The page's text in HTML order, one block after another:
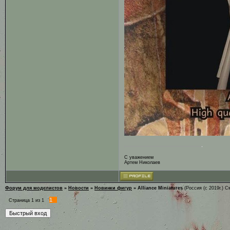
С уважением
Артем Николаев
Форум для моделистов » Новости » Новинки фигур » Alliance Miniatures (Россия (с 2019г.)
Страница 1 из 1 1